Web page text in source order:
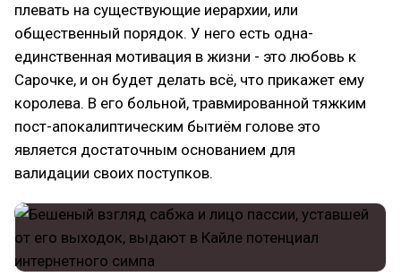
плевать на существующие иерархии, или
общественный порядок. У него есть одна-
единственная мотивация в жизни - это любовь к
Сарочке, и он будет делать всё, что прикажет ему
королева. В его больной, травмированной тяжким
пост-апокалиптическим бытиём голове это
является достаточным основанием для
валидации своих поступков.